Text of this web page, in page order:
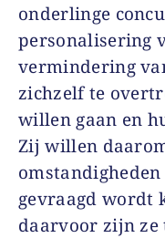
onderlinge
personalisering
vermindering
zichzelf te
willen gaan en
Zij willen
gevraagd wordt
daarvoor zijn ze